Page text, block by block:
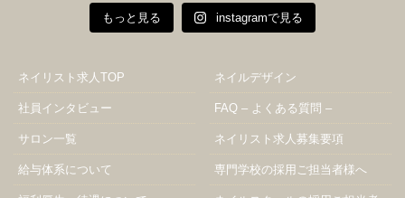
もっと見る instagramで見る
ネイリスト求人TOP
社員インタビュー
サロン一覧
給与体系について
ネイルデザイン
FAQ – よくある質問 –
ネイリスト求人募集要項
専門学校の採用ご担当者様へ